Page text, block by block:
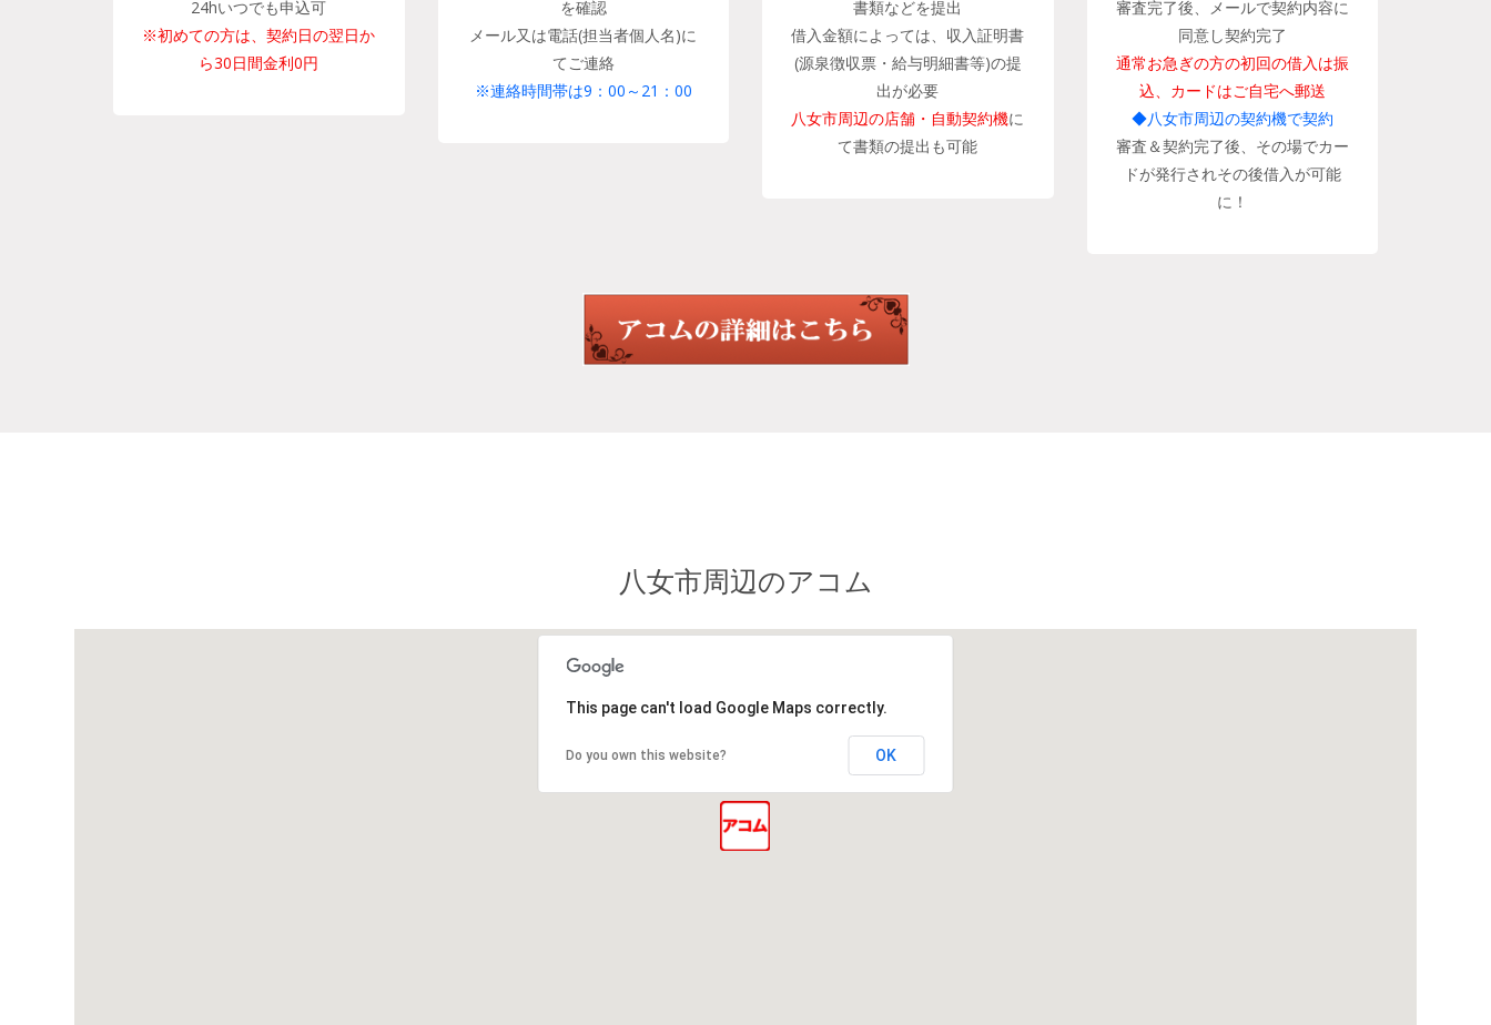
24hいつでも申込可
※初めての方は、契約日の翌日か
ら30日間金利0円
を確認
メール又は電話(担当者個人名)に
てご連絡
※連絡時間帯は9：00～21：00
書類などを提出
借入金額によっては、収入証明書
(源泉徴収票・給与明細書等)の提
出が必要
八女市周辺の店舗・自動契約機に
て書類の提出も可能
審査完了後、メールで契約内容に
同意し契約完了
通常お急ぎの方の初回の借入は振
込、カードはご自宅へ郵送
◆八女市周辺の契約機で契約
審査＆契約完了後、その場でカー
ドが発行されその後借入が可能
に！
八女市周辺のアコム
This page can't load Google Maps correctly.
Do you own this website? OK